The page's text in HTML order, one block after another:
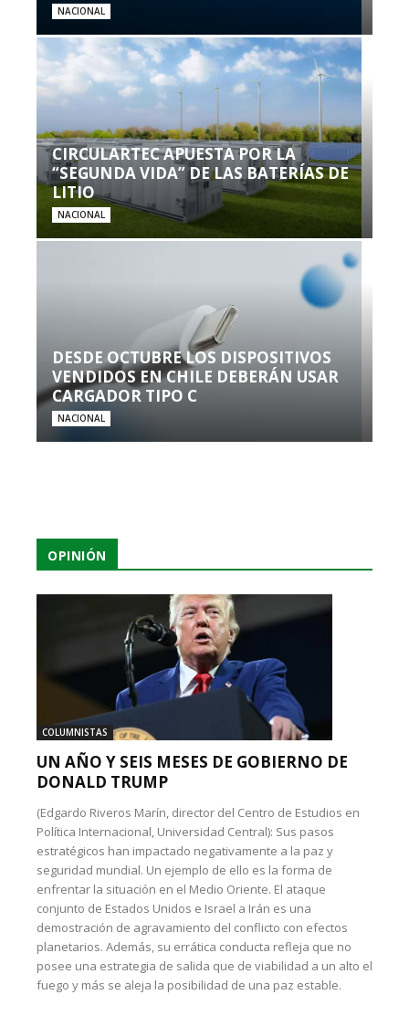
NACIONAL
CIRCULARTEC APUESTA POR LA
“SEGUNDA VIDA” DE LAS BATERÍAS DE
LITIO
NACIONAL
DESDE OCTUBRE LOS DISPOSITIVOS
VENDIDOS EN CHILE DEBERÁN USAR
CARGADOR TIPO C
NACIONAL
OPINIÓN
COLUMNISTAS
UN AÑO Y SEIS MESES DE GOBIERNO DE
DONALD TRUMP
(Edgardo Riveros Marín, director del Centro de Estudios en
Política Internacional, Universidad Central): Sus pasos
estratégicos han impactado negativamente a la paz y
seguridad mundial. Un ejemplo de ello es la forma de
enfrentar la situación en el Medio Oriente. El ataque
conjunto de Estados Unidos e Israel a Irán es una
demostración de agravamiento del conflicto con efectos
planetarios. Además, su errática conducta refleja que no
posee una estrategia de salida que de viabilidad a un alto el
fuego y más se aleja la posibilidad de una paz estable.